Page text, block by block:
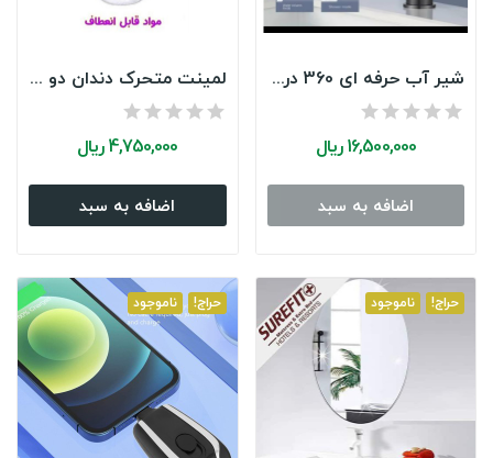
فیس واش برقی و ماساژور صورت 5 کاره
1910000
1,814,500 ریال
See Details
شیر آب حرفه ای 360 درجه وارداتی مدل تلسکوپی
16,500,000 ریال
اضافه به سبد
لمینت متحرک دندان دو فک SNAP ON SMILE
4,750,000 ریال
اضافه به سبد
حراج! ناموجود حراج! ناموجود